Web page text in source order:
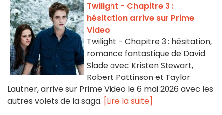
Twilight - Chapitre 3 :
hésitation arrive sur Prime
Video
Twilight - Chapitre 3 : hésitation,
romance fantastique de David
Slade avec Kristen Stewart,
Robert Pattinson et Taylor
Lautner, arrive sur Prime Video le 6 mai 2026 avec les
autres volets de la saga. [Lire la suite]